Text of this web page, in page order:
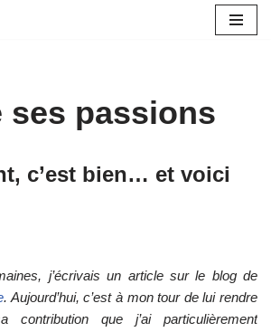
ses passions
c’est bien… et voici
j’écrivais un article sur le blog de
. Aujourd’hui, c’est à mon tour de lui rendre
contribution que j’ai particulièrement